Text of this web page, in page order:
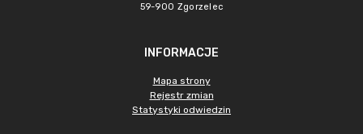
59-900 Zgorzelec
INFORMACJE
Mapa strony
Rejestr zmian
Statystyki odwiedzin